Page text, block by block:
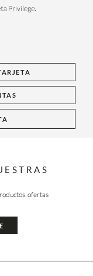
ofertas